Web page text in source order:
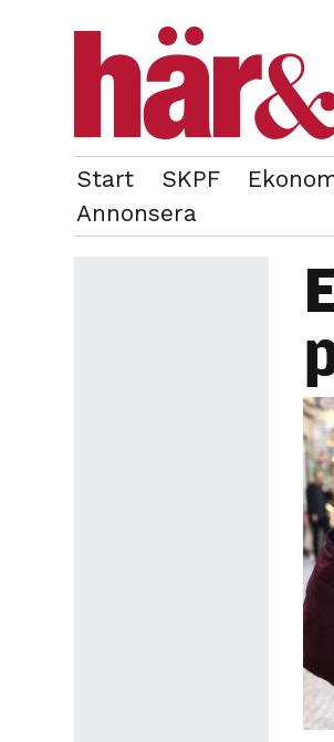
Start SKPF
Annonsera
OM REDAKTIONEN